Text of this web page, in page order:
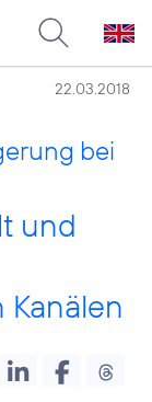
22.03.2018
bei
und